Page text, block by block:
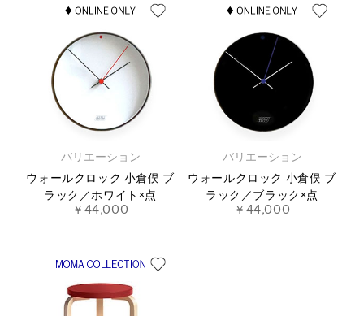
バリエーション
ウォールクロック 小倉俣 ブ
ラック／ホワイト×点
￥44,000
バリエーション
ウォールクロック 小倉俣 ブ
ラック／ブラック×点
￥44,000